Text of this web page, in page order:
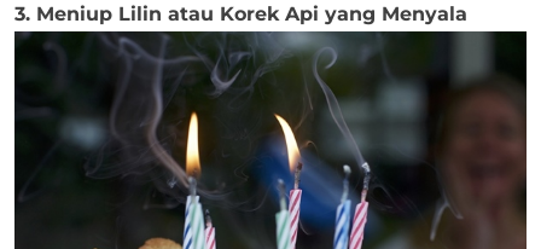
3. Meniup Lilin atau Korek Api yang Menyala